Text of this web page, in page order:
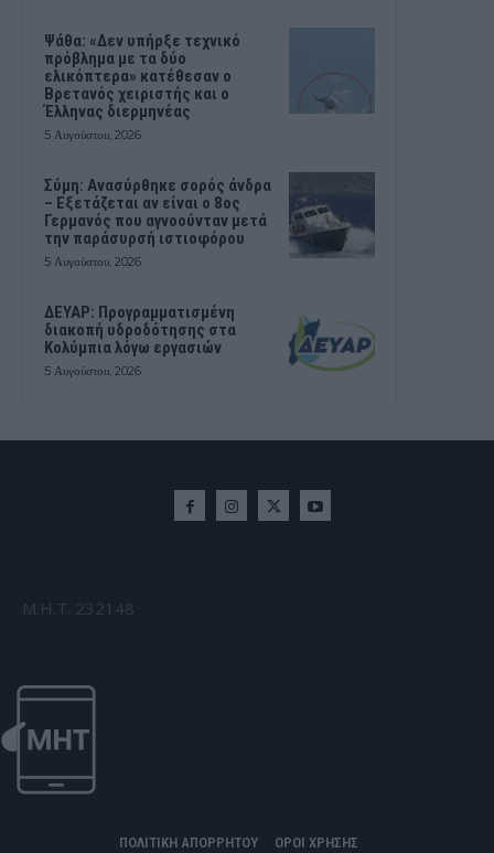
Ψάθα: «Δεν υπήρξε τεχνικό
πρόβλημα με τα δύο
ελικόπτερα» κατέθεσαν ο
Βρετανός χειριστής και ο
Έλληνας διερμηνέας
5 Αυγούστου, 2026
Σύμη: Ανασύρθηκε σορός άνδρα
– Εξετάζεται αν είναι ο 8ος
Γερμανός που αγνοούνταν μετά
την παράσυρσή ιστιοφόρου
5 Αυγούστου, 2026
ΔΕΥΑΡ: Προγραμματισμένη
διακοπή υδροδότησης στα
Κολύμπια λόγω εργασιών
5 Αυγούστου, 2026
Μ.Η.Τ. 232148
ΠΟΛΙΤΙΚΗ ΑΠΟΡΡΗΤΟΥ ΟΡΟΙ ΧΡΗΣΗΣ